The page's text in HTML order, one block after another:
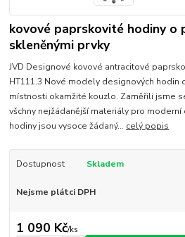
kovové paprskovité hodiny o
skleněnými prvky
JVD Designové kovové antracitové
HT111.3 Nové modely designových
místnosti okamžité kouzlo. Zaměřili jsme
všchny nejžádanější materiály pro
hodiny jsou vysoce žádaný... celý popis
Dostupnost Skladem
Nejsme plátci DPH
1 090 Kč/ks